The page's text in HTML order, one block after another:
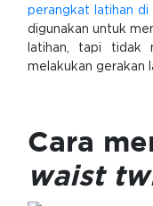
perangkat latihan di
digunakan untuk
latihan, tapi tidak
melakukan gerakan
Cara
waist